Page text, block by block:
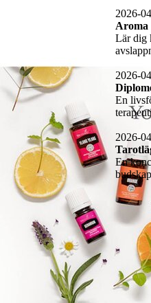
2026-
Aroma
Lär dig
2026-
En
2026-
En